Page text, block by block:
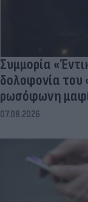
Συμμορία
δολοφονία
ρωσόφωνη
07.08.2026